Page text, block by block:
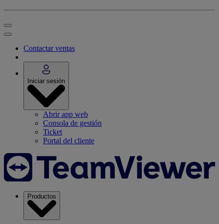
Contactar ventas
Iniciar sesión
Abrir app web
Consola de gestión
Ticket
Portal del cliente
Productos